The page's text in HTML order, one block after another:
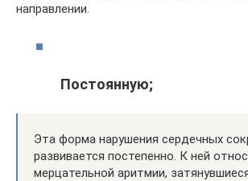
направлении.
Постоянную;
Эта форма нарушения сердечных
развивается постепенно. К ней
мерцательной аритмии,